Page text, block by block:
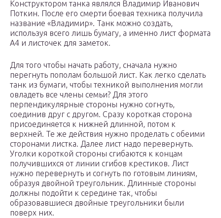
Конструктором танка являлся Владимир Иванович
Поткин. После его смерти боевая техника получила
название «Владимир». Танк можно создать,
используя всего лишь бумагу, а именно лист формата
А4 и листочек для заметок.
Для того чтобы начать работу, сначала нужно
перегнуть пополам большой лист. Как легко сделать
танк из бумаги, чтобы техникой выполнения могли
овладеть все члены семьи? Для этого
перпендикулярные стороны нужно согнуть,
соединив друг с другом. Сразу короткая сторона
присоединяется к нижней длинной, потом к
верхней. Те же действия нужно проделать с обеими
сторонами листка. Далее лист надо перевернуть.
Уголки короткой стороны сгибаются к концам
получившихся от линии сгибов крестиков. Лист
нужно перевернуть и согнуть по готовым линиям,
образуя двойной треугольник. Длинные стороны
должны подойти к середине так, чтобы
образовавшиеся двойные треугольники были
поверх них.